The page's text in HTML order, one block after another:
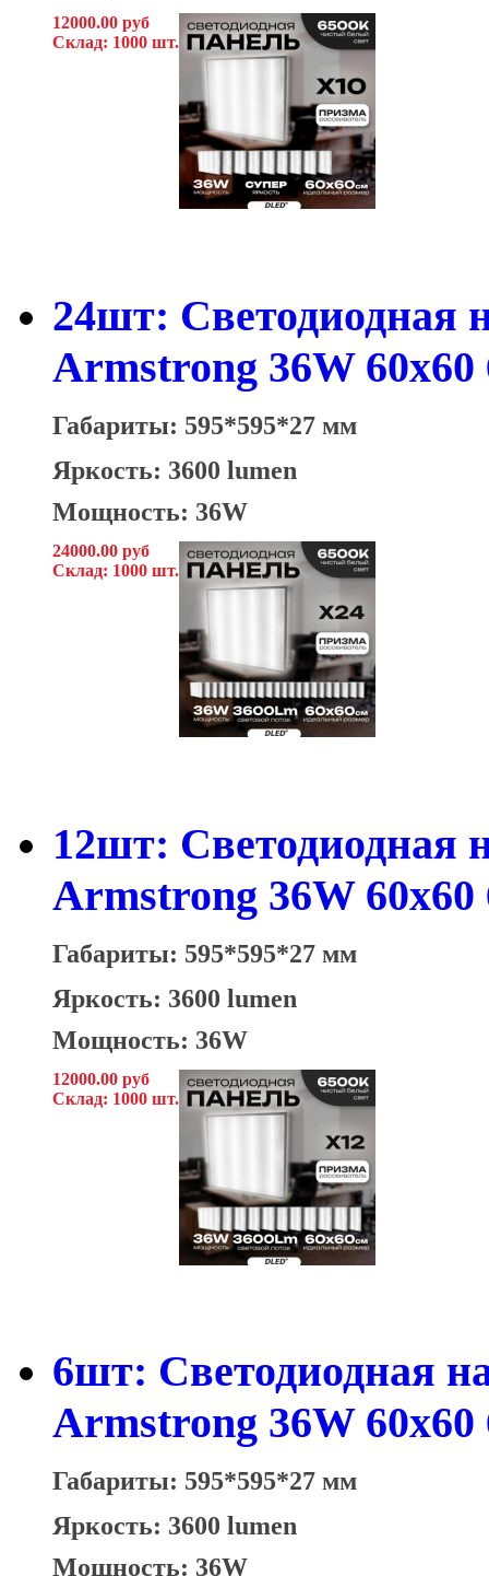
12000.00 руб
Склад: 1000 шт.
24шт: Светодиодная
Armstrong 36W
Габариты: 595*595*27 мм
Яркость: 3600 lumen
Мощность: 36W
24000.00 руб
Склад: 1000 шт.
12шт: Светодиодная
Armstrong 36W
Габариты: 595*595*27 мм
Яркость: 3600 lumen
Мощность: 36W
12000.00 руб
Склад: 1000 шт.
6шт: Светодиодная
Armstrong 36W
Габариты: 595*595*27 мм
Яркость: 3600 lumen
Мощность: 36W